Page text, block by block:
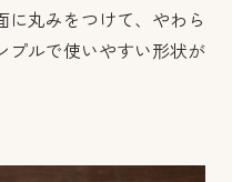
に丸みをつけて、やわら
プルで使いやすい形状が